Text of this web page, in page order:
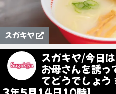
スガキヤ
スガキヤ/今日
お母さんを誘っ
てどうでしょ